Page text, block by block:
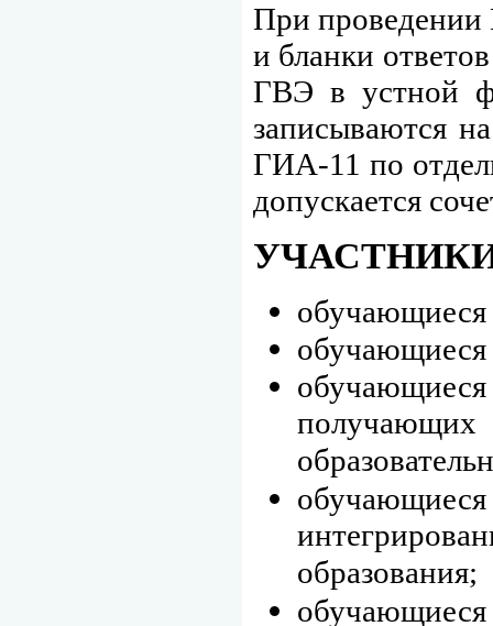
При проведении
и бланки
ГВЭ в устной
записываются
ГИА-11 по
допускается
обучающиеся
обучающиеся
обучающиеся
получающих
обучающиеся
образования;
обучающиеся